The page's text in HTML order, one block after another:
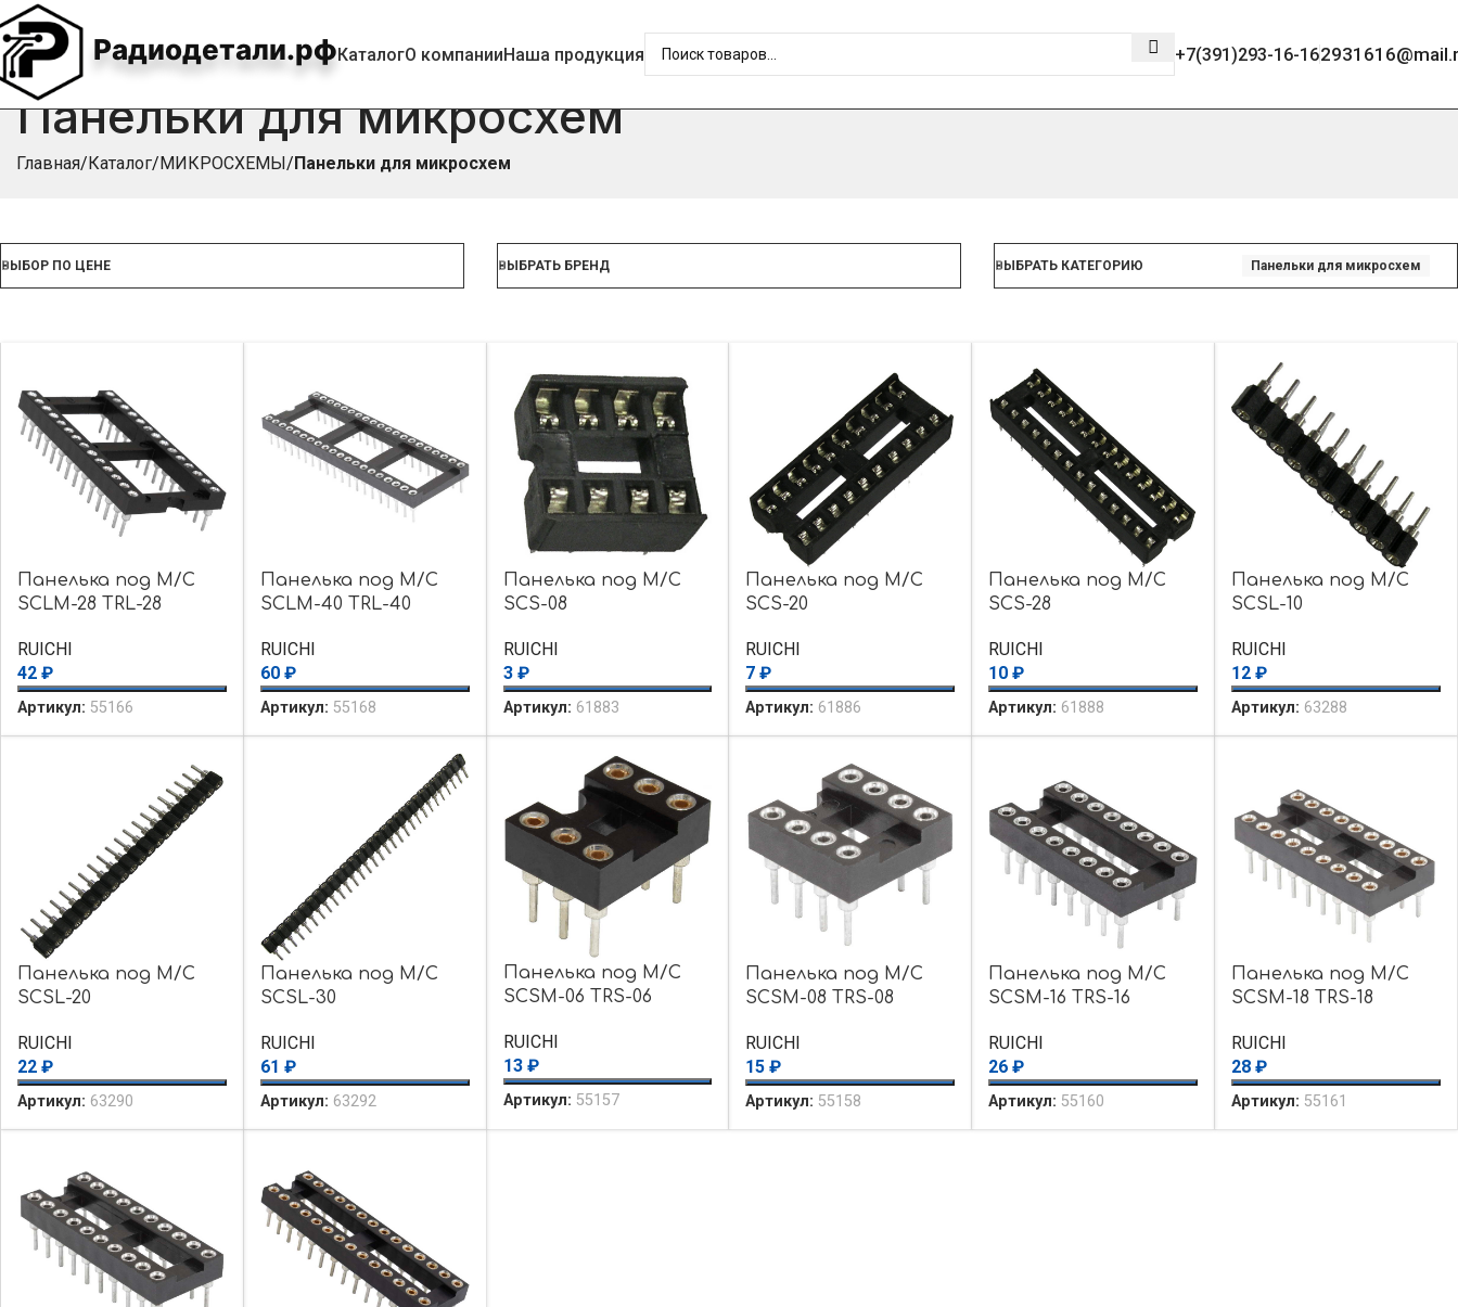
Радиодетали.рфКаталогО компанииНаша продукция +7(391)293-16-16
Панельки для микросхем
Главная Каталог МИКРОСХЕМЫ Панельки для микросхем
ВЫБОР ПО ЦЕНЕ ВЫБРАТЬ БРЕНД ВЫБРАТЬ КАТЕГОРИЮ Панельки для микросхем
Панелька под М/С
SCLM-28 TRL-28
RUICHI
42 ₽
Артикул: 55166
Панелька под М/С
SCLM-40 TRL-40
RUICHI
60 ₽
Артикул: 55168
Панелька под М/С
SCS-08
RUICHI
3 ₽
Артикул: 61883
Панелька под М/С
SCS-20
RUICHI
7₽
Артикул: 61886
Панелька под М/С
SCS-28
RUICHI
10₽
Артикул: 61888
Панелька под М/С
SCSL-10
RUICHI
12₽
Артикул: 63288
Панелька под М/С
SCSL-20
RUICHI
22 ₽
Артикул: 63290
Панелька под М/С
SCSL-30
RUICHI
61 ₽
Артикул: 63292
Панелька под М/С
SCSM-06 TRS-06
RUICHI
13 ₽
Артикул: 55157
Панелька под М/С
SCSM-08 TRS-08
RUICHI
15₽
Артикул: 55158
Панелька под М/С
SCSM-16 TRS-16
RUICHI
26₽
Артикул: 55160
Панелька под М/С
SCSM-18 TRS-18
RUICHI
28₽
Артикул: 55161